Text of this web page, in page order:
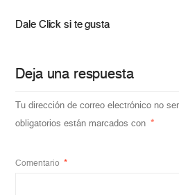
Dale Click si te gusta
Deja una respuesta
Tu dirección de correo electrónico no
obligatorios están marcados con *
Comentario *